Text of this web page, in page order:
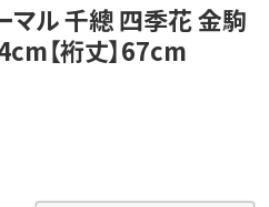
マル 千總 四季花 金駒
【裄丈】67cm